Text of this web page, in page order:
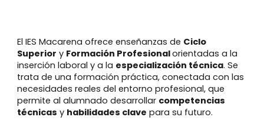
El IES Macarena ofrece enseñanzas de Ciclo
Superior y Formación Profesionalorientadas a la
inserción laboral y a la especialización técnica. Se
trata de una formación práctica, conectada con las
necesidades reales del entorno profesional, que
permite al alumnado desarrollar competencias
técnicas y habilidades clave para su futuro.